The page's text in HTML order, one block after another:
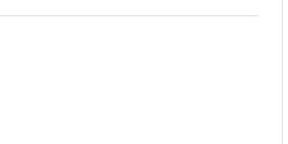
5
[속보]이강인 "감독님이 원하는 마음 느꼈고,